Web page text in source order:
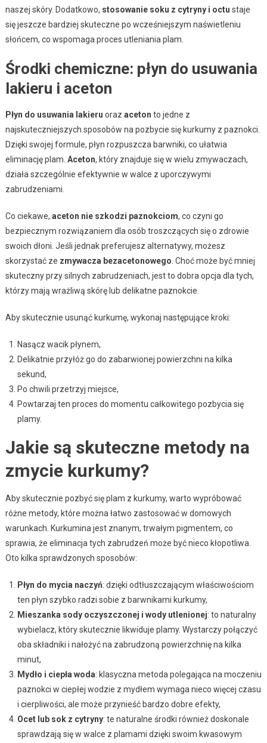
naszej skóry. Dodatkowo, stosowanie soku z cytryny i octu staje
się jeszcze bardziej skuteczne po wcześniejszym naświetleniu
słońcem, co wspomaga proces utleniania plam.
Środki chemiczne: płyn do usuwania
lakieru i aceton
Płyn do usuwania lakieru oraz aceton to jedne z
najskuteczniejszych sposobów na pozbycie się kurkumy z paznokci.
Dzięki swojej formule, płyn rozpuszcza barwniki, co ułatwia
eliminację plam. Aceton, który znajduje się w wielu zmywaczach,
działa szczególnie efektywnie w walce z uporczywymi
zabrudzeniami.
Co ciekawe, aceton nie szkodzi paznokciom, co czyni go
bezpiecznym rozwiązaniem dla osób troszczących się o zdrowie
swoich dłoni. Jeśli jednak preferujesz alternatywy, możesz
skorzystać ze zmywacza bezacetonowego. Choć może być mniej
skuteczny przy silnych zabrudzeniach, jest to dobra opcja dla tych,
którzy mają wrażliwą skórę lub delikatne paznokcie.
Aby skutecznie usunąć kurkumę, wykonaj następujące kroki:
Nasącz wacik płynem,
Delikatnie przyłóż go do zabarwionej powierzchni na kilka
sekund,
Po chwili przetrzyj miejsce,
Powtarzaj ten proces do momentu całkowitego pozbycia się
plamy.
Jakie są skuteczne metody na
zmycie kurkumy?
Aby skutecznie pozbyć się plam z kurkumy, warto wypróbować
różne metody, które można łatwo zastosować w domowych
warunkach. Kurkumina jest znanym, trwałym pigmentem, co
sprawia, że eliminacja tych zabrudzeń może być nieco kłopotliwa.
Oto kilka sprawdzonych sposobów:
Płyn do mycia naczyń: dzięki odtłuszczającym właściwościom
ten płyn szybko radzi sobie z barwnikami kurkumy,
Mieszanka sody oczyszczonej i wody utlenionej: to naturalny
wybielacz, który skutecznie likwiduje plamy. Wystarczy połączyć
oba składniki i nałożyć na zabrudzoną powierzchnię na kilka
minut,
Mydło i ciepła woda: klasyczna metoda polegająca na moczeniu
paznokci w ciepłej wodzie z mydłem wymaga nieco więcej czasu
i cierpliwości, ale może przynieść bardzo dobre efekty,
Ocet lub sok z cytryny: te naturalne środki również doskonale
sprawdzają się w walce z plamami dzięki swoim kwasowym